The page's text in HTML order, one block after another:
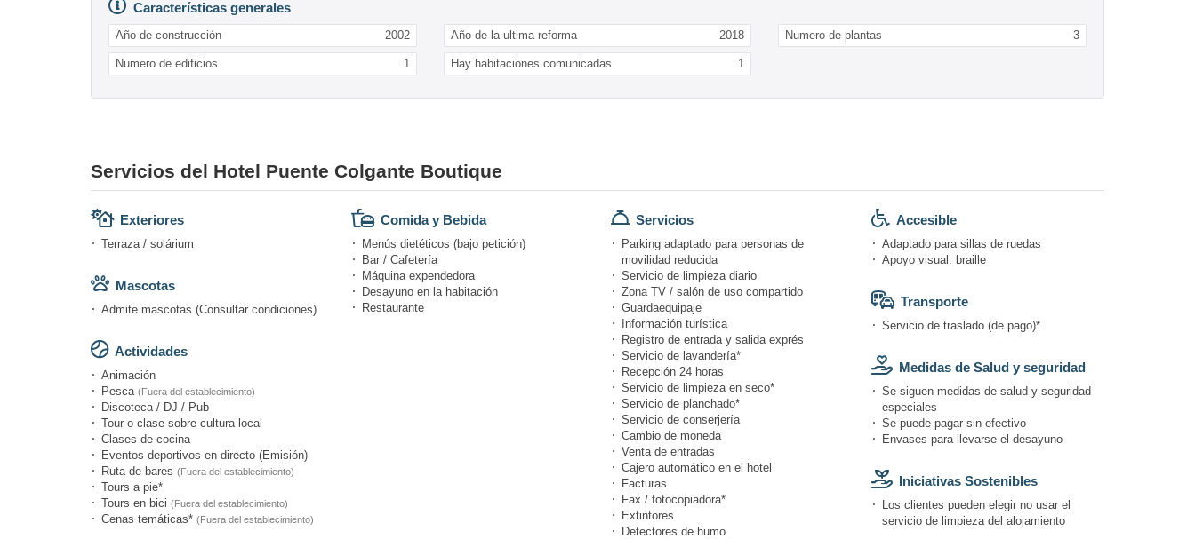
Características generales
Año de construcción 2002 Año de la ultima reforma 2018 Numero de plantas 3
Numero de edificios 1 Hay habitaciones comunicadas 1
Servicios del Hotel Puente Colgante Boutique
Exteriores
Terraza / solárium
Mascotas
Admite mascotas (Consultar condiciones)
Actividades
Animación
Pesca (Fuera del establecimiento)
Discoteca / DJ / Pub
Tour o clase sobre cultura local
Clases de cocina
Eventos deportivos en directo (Emisión)
Ruta de bares (Fuera del establecimiento)
Tours a pie*
Tours en bici (Fuera del establecimiento)
Cenas temáticas* (Fuera del establecimiento)
Comida y Bebida
Menús dietéticos (bajo petición)
Bar / Cafetería
Máquina expendedora
Desayuno en la habitación
Restaurante
Servicios
Parking adaptado para personas de
movilidad reducida
Servicio de limpieza diario
Zona TV / salón de uso compartido
Guardaequipaje
Información turística
Registro de entrada y salida exprés
Servicio de lavandería*
Recepción 24 horas
Servicio de limpieza en seco*
Servicio de planchado*
Servicio de conserjería
Cambio de moneda
Venta de entradas
Cajero automático en el hotel
Facturas
Fax / fotocopiadora*
Extintores
Detectores de humo
Accesible
Adaptado para sillas de ruedas
Apoyo visual: braille
Transporte
Servicio de traslado (de pago)*
Medidas de Salud y seguridad
Se siguen medidas de salud y seguridad
especiales
Se puede pagar sin efectivo
Envases para llevarse el desayuno
Iniciativas Sostenibles
Los clientes pueden elegir no usar el
servicio de limpieza del alojamiento